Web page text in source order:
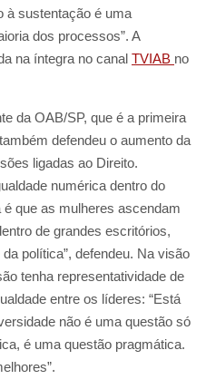
à sustentação é uma
dos processos”. A
na íntegra no canal TVIAB no
da OAB/SP, que é a primeira
defendeu o aumento da
ligadas ao Direito.
numérica dentro do
que as mulheres ascendam
de grandes escritórios,
política”, defendeu. Na visão
tenha representatividade de
entre os líderes: “Está
não é uma questão só
é uma questão pragmática.